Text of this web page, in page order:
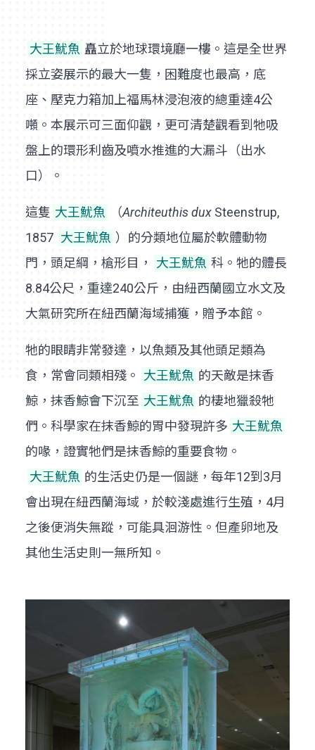
大王魷魚 矗立於地球環境廳一樓。這是全世界
採立姿展示的最大一隻，困難度也最高，底
座、壓克力箱加上福馬林浸泡液的總重達4公
噸。本展示可三面仰觀，更可清楚觀看到牠吸
盤上的環形利齒及噴水推進的大漏斗（出水
口）。
這隻 大王魷魚 （Architeuthis dux Steenstrup,
1857 大王魷魚 ）的分類地位屬於軟體動物
門，頭足綱，槍形目，
大王魷魚 科。牠的體長
8.84公尺，重達240公斤，由紐西蘭國立水文及
大氣研究所在紐西蘭海域捕獲，贈予本館。
牠的眼睛非常發達，以魚類及其他頭足類為
食，常會同類相殘。
大王魷魚 的天敵是抹香
鯨，抹香鯨會下沉至 大王魷魚 的棲地獵殺牠
們。科學家在抹香鯨的胃中發現許多 大王魷魚
的喙，證實牠們是抹香鯨的重要食物。
大王魷魚 的生活史仍是一個謎，每年12到3月
會出現在紐西蘭海域，於較淺處進行生殖，4月
之後便消失無蹤，可能具洄游性。但產卵地及
其他生活史則一無所知。